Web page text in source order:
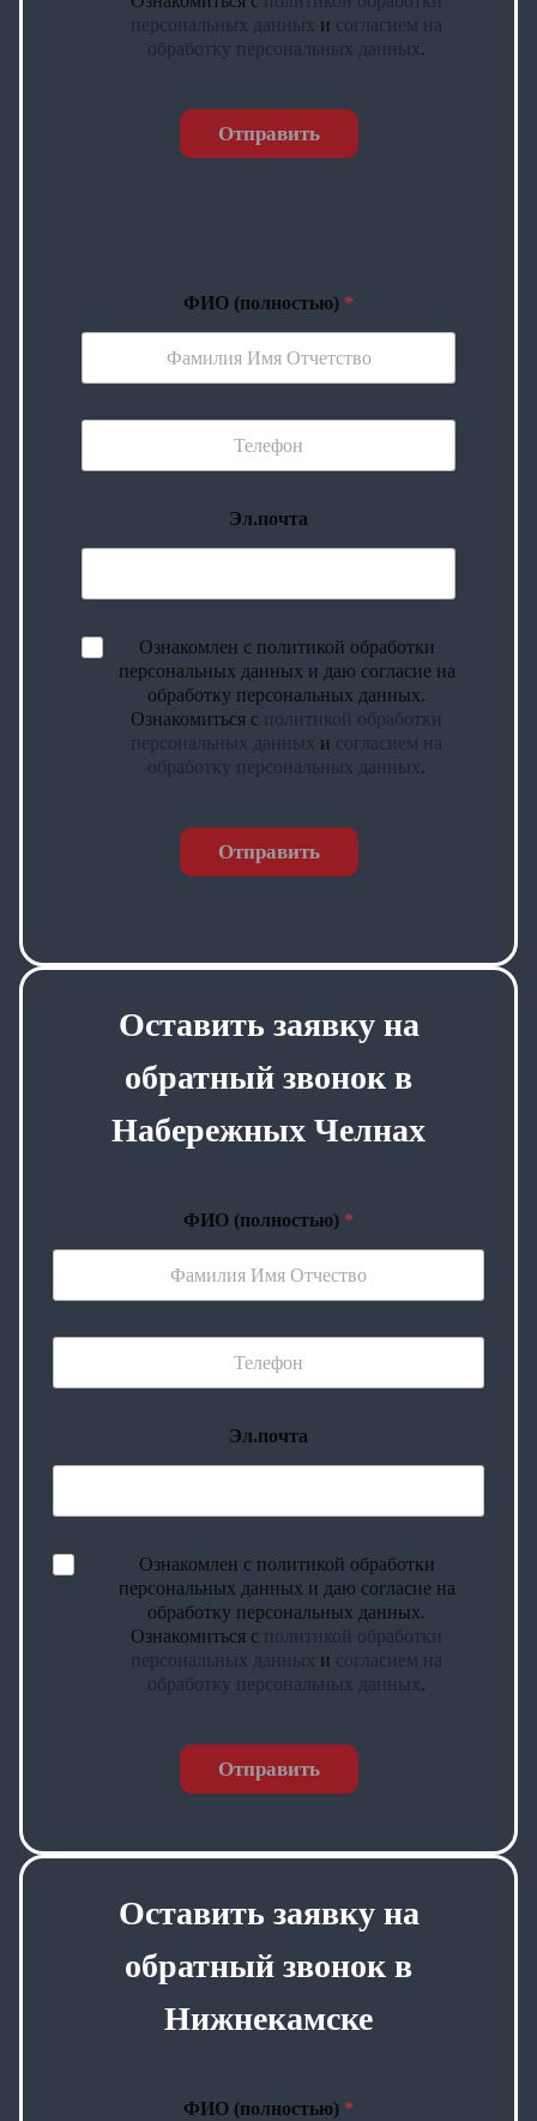
персональных данных и согласием на
обработку персональных данных.
Отправить
ФИО (полностью) *
Эл.почта
Ознакомлен с политикой обработки
персональных данных и даю согласие на
обработку персональных данных.
Ознакомиться с политикой обработки
персональных данных и согласием на
обработку персональных данных.
Отправить
Оставить заявку на
обратный звонок в
Набережных Челнах
ФИО (полностью) *
Эл.почта
Ознакомлен с политикой обработки
персональных данных и даю согласие на
обработку персональных данных.
Ознакомиться с политикой обработки
персональных данных и согласием на
обработку персональных данных.
Отправить
Оставить заявку на
обратный звонок в
Нижнекамске
ФИО (полностью) *